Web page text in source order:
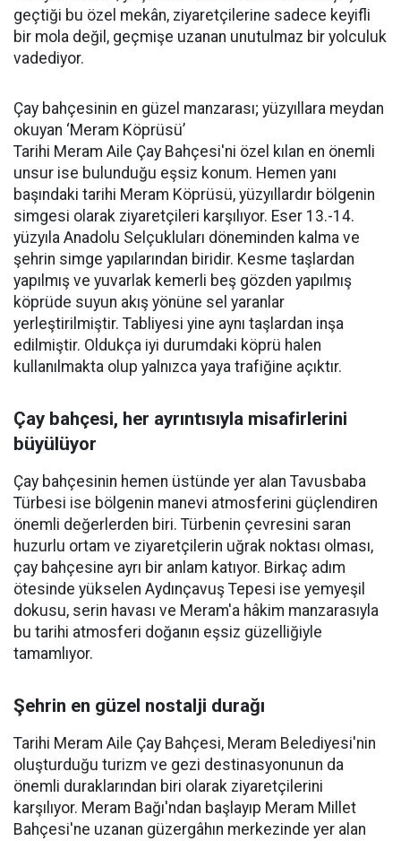
geçtiği bu özel mekân, ziyaretçilerine sadece keyifli
bir mola değil, geçmişe uzanan unutulmaz bir yolculuk
vadediyor.
Çay bahçesinin en güzel manzarası; yüzyıllara meydan
okuyan ‘Meram Köprüsü’
Tarihi Meram Aile Çay Bahçesi'ni özel kılan en önemli
unsur ise bulunduğu eşsiz konum. Hemen yanı
başındaki tarihi Meram Köprüsü, yüzyıllardır bölgenin
simgesi olarak ziyaretçileri karşılıyor. Eser 13.-14.
yüzyıla Anadolu Selçukluları döneminden kalma ve
şehrin simge yapılarından biridir. Kesme taşlardan
yapılmış ve yuvarlak kemerli beş gözden yapılmış
köprüde suyun akış yönüne sel yaranlar
yerleştirilmiştir. Tabliyesi yine aynı taşlardan inşa
edilmiştir. Oldukça iyi durumdaki köprü halen
kullanılmakta olup yalnızca yaya trafiğine açıktır.
Çay bahçesi, her ayrıntısıyla misafirlerini
büyülüyor
Çay bahçesinin hemen üstünde yer alan Tavusbaba
Türbesi ise bölgenin manevi atmosferini güçlendiren
önemli değerlerden biri. Türbenin çevresini saran
huzurlu ortam ve ziyaretçilerin uğrak noktası olması,
çay bahçesine ayrı bir anlam katıyor. Birkaç adım
ötesinde yükselen Aydınçavuş Tepesi ise yemyeşil
dokusu, serin havası ve Meram'a hâkim manzarasıyla
bu tarihi atmosferi doğanın eşsiz güzelliğiyle
tamamlıyor.
Şehrin en güzel nostalji durağı
Tarihi Meram Aile Çay Bahçesi, Meram Belediyesi'nin
oluşturduğu turizm ve gezi destinasyonunun da
önemli duraklarından biri olarak ziyaretçilerini
karşılıyor. Meram Bağı'ndan başlayıp Meram Millet
Bahçesi'ne uzanan güzergâhın merkezinde yer alan